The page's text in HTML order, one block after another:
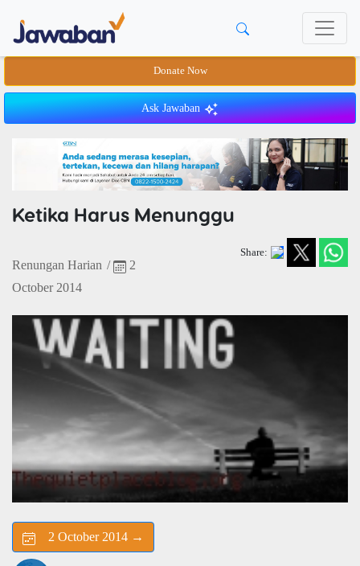
Donate Now
Ask Jawaban
Ketika Harus Menunggu
Renungan Harian /
2
October 2014
Share:
2 October 2014 →